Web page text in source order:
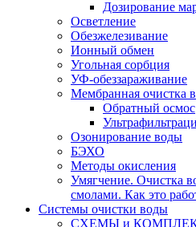
Дозирование
Осветление
Обезжелезивание
Ионный обмен
Угольная сорбция
УФ-обеззараживание
Мембранная очистка
Обратный осмос
Озонирование воды
БЭХО
Методы окисления
Умягчение. Очистка
смолами. Как это
Системы очистки воды
СХЕМЫ и